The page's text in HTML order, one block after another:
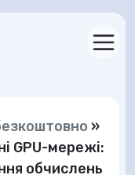
»
GPU-мережі:
обчислень